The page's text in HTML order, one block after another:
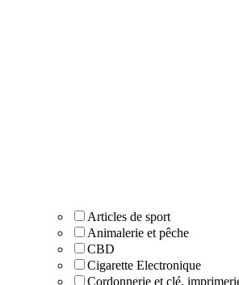
Articles de sport
Animalerie et pêche
CBD
Cigarette Electronique
Cordonnerie et clé,